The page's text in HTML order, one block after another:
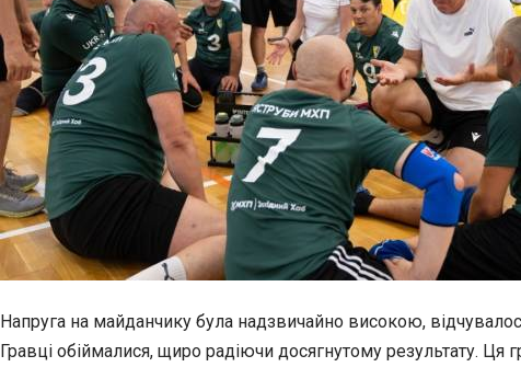
Напруга на майданчику була надзвичайно високою,
Гравці обіймалися, щиро радіючи досягнутому результату. Ця